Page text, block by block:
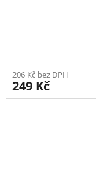
206 Kč bez DPH
249 Kč